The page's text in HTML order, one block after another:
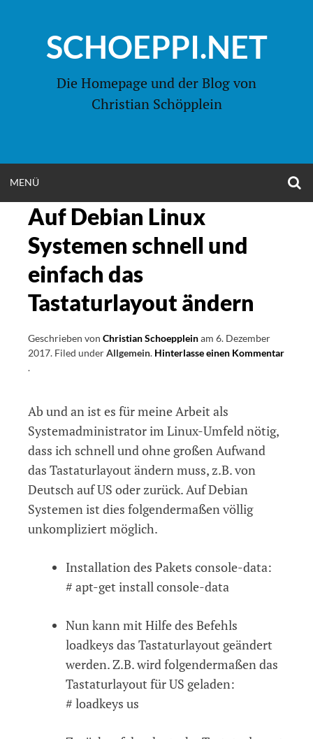
springenSCHOEPPI.NET
Die Homepage und der Blog von
Christian Schöpplein
MENÜ
MENU
Auf Debian Linux
Systemen schnell und
einfach das
Tastaturlayout ändern
Geschrieben von Christian Schoeppleinam 6. Dezember
2017. Filed underAllgemein. Hinterlasse einen Kommentar
on
Linux
Systemen
schnell
und
einfach
das
ändern
.
Ab und an ist es für meine Arbeit als
Systemadministrator im Linux-Umfeld nötig,
dass ich schnell und ohne großen Aufwand
das Tastaturlayout ändern muss, z.B. von
Deutsch auf US oder zurück. Auf Debian
Systemen ist dies folgendermaßen völlig
unkompliziert möglich.
Installation des Pakets console-data:
# apt-get install console-data
Nun kann mit Hilfe des Befehls
loadkeys das Tastaturlayout geändert
werden. Z.B. wird folgendermaßen das
Tastaturlayout für US geladen:
# loadkeys us